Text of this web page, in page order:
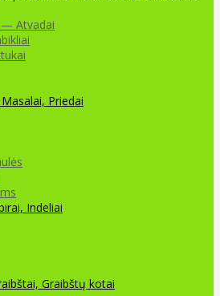
— Atvadai
Masalai, Priedai
Indeliai
Graibštų kotai